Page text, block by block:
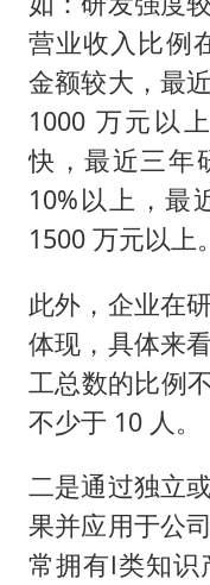
营业收入比例
金额较大，最
1000 万元以
快，最近三年
10%以上，最
1500 万元以上。
此外，企业在
体现，具体来
工总数的比例
不少于 10 人。
二是通过独立
果并应用于公
常拥有Ⅰ类知